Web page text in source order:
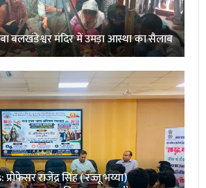
बलखंडेश्वर मंदिर में उमड़ा आस्था का सैलाब
राजेंद्र सिंह ( रज्जू भय्या)